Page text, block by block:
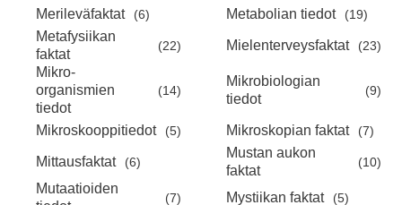
Merileväfaktat (6) Metabolian tiedot (19)
Metafysiikan
faktat
(22) Mielenterveysfaktat (23)
Mikro-
organismien
tiedot
(14)
Mikrobiologian
tiedot
(9)
Mikroskooppitiedot (5) Mikroskopian faktat (7)
Mittausfaktat (6)
Mustan aukon
faktat
(10)
Mutaatioiden
(7) Mystiikan faktat (5)